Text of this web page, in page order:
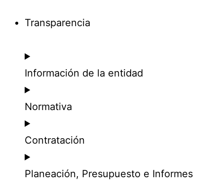
Transparencia
Información de la entidad
Normativa
Contratación
Planeación, Presupuesto e Informes